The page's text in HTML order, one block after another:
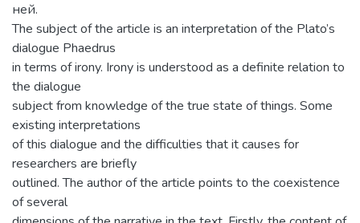
ней.
The subject of the article is an interpretation of the Plato’s
dialogue Phaedrus
in terms of irony. Irony is understood as a definite relation to
the dialogue
subject from knowledge of the true state of things. Some
existing interpretations
of this dialogue and the difficulties that it causes for
researchers are briefly
outlined. The author of the article points to the coexistence
of several